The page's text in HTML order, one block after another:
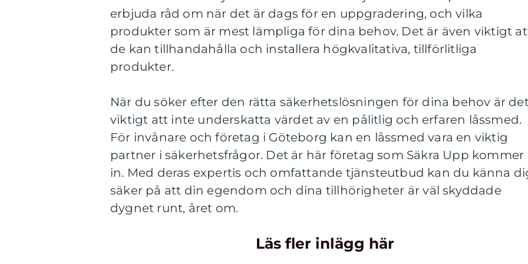
erbjuda råd om när det är dags för en uppgradering, och vilka
produkter som är mest lämpliga för dina behov. Det är även viktigt
de kan tillhandahålla och installera högkvalitativa, tillförlitliga
produkter.
När du söker efter den rätta säkerhetslösningen för dina behov är
viktigt att inte underskatta värdet av en pålitlig och erfaren låssmed.
För invånare och företag i Göteborg kan en låssmed vara en viktig
partner i säkerhetsfrågor. Det är här företag som Säkra Upp kommer
in. Med deras expertis och omfattande tjänsteutbud kan du känna
säker på att din egendom och dina tillhörigheter är väl skyddade
dygnet runt, året om.
Läs fler inlägg här